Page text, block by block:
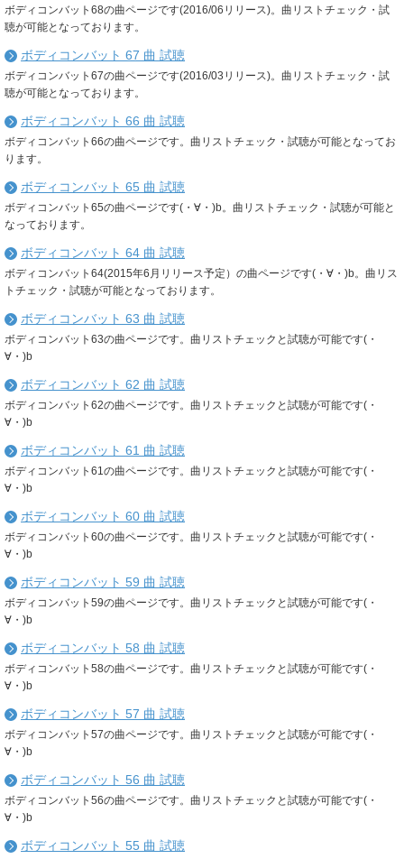
ボディコンバット68の曲ページです(2016/06リリース)。曲リストチェック・試
聴が可能となっております。
ボディコンバット 67 曲 試聴
ボディコンバット67の曲ページです(2016/03リリース)。曲リストチェック・試
聴が可能となっております。
ボディコンバット 66 曲 試聴
ボディコンバット66の曲ページです。曲リストチェック・試聴が可能となってお
ります。
ボディコンバット 65 曲 試聴
ボディコンバット65の曲ページです(・∀・)b。曲リストチェック・試聴が可能と
なっております。
ボディコンバット 64 曲 試聴
ボディコンバット64(2015年6月リリース予定）の曲ページです(・∀・)b。曲リス
トチェック・試聴が可能となっております。
ボディコンバット 63 曲 試聴
ボディコンバット63の曲ページです。曲リストチェックと試聴が可能です(・
∀・)b
ボディコンバット 62 曲 試聴
ボディコンバット62の曲ページです。曲リストチェックと試聴が可能です(・
∀・)b
ボディコンバット 61 曲 試聴
ボディコンバット61の曲ページです。曲リストチェックと試聴が可能です(・
∀・)b
ボディコンバット 60 曲 試聴
ボディコンバット60の曲ページです。曲リストチェックと試聴が可能です(・
∀・)b
ボディコンバット 59 曲 試聴
ボディコンバット59の曲ページです。曲リストチェックと試聴が可能です(・
∀・)b
ボディコンバット 58 曲 試聴
ボディコンバット58の曲ページです。曲リストチェックと試聴が可能です(・
∀・)b
ボディコンバット 57 曲 試聴
ボディコンバット57の曲ページです。曲リストチェックと試聴が可能です(・
∀・)b
ボディコンバット 56 曲 試聴
ボディコンバット56の曲ページです。曲リストチェックと試聴が可能です(・
∀・)b
ボディコンバット 55 曲 試聴